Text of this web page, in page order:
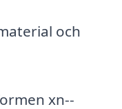
och
xn--